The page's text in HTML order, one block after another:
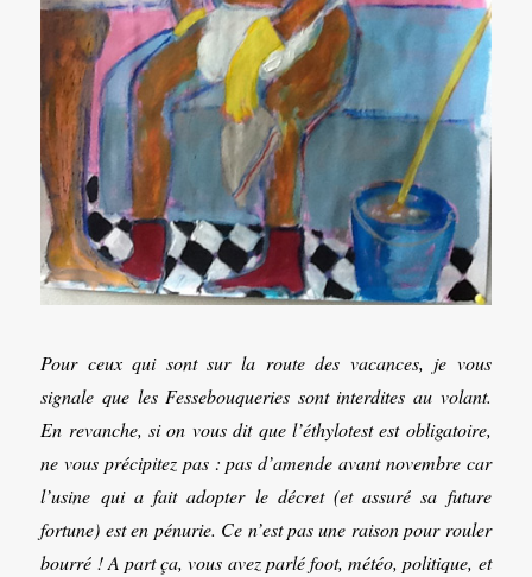
Pour ceux qui sont sur la route des vacances, je vous
signale que les Fessebouqueries sont interdites au volant.
En revanche, si on vous dit que l’éthylotest est obligatoire,
ne vous précipitez pas : pas d’amende avant novembre car
l’usine qui a fait adopter le décret (et assuré sa future
fortune) est en pénurie. Ce n’est pas une raison pour rouler
bourré ! A part ça, vous avez parlé foot, météo, politique, et